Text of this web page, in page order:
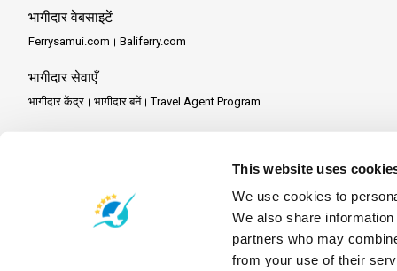
This website uses
We use cookies to
We also share
partners who may
from your use of their
जैसे ही आप फुकेत वापस जाते हैं और
फी फी क्रूजर के साथ, आप निश्चिंत हो
मिशन: फी फी क्रूजर में, हम सुरक्षित,
विज़न:हमारा विज़न उन यात्रियों के
कंपनी सेवाएँ:
भागीदार वेबसाइटें
Ferrysamui.com Baliferry.com
भागीदार सेवाएँ
भागीदार केंद्र भागीदार बनें Travel Agent Program